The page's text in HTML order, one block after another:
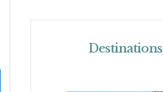
Destinations